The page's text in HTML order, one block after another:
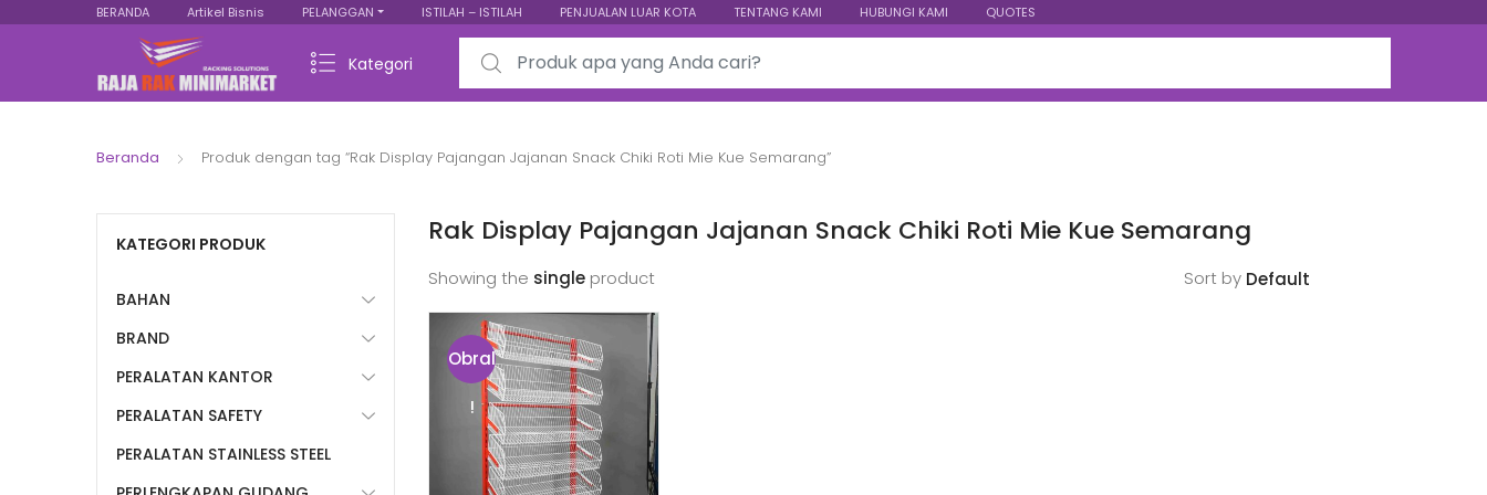
BERANDA Artikel Bisnis PELANGGAN ISTILAH – ISTILAH PENJUALAN LUAR KOTA TENTANG KAMI HUBUNGI KAMI QUOTES
Kategori
Search for:
Beranda Produk dengan tag “Rak Display Pajangan Jajanan Snack Chiki Roti Mie Kue Semarang”
Rak Display Pajangan Jajanan Snack Chiki Roti Mie Kue Semarang
Showing the single product Sort by
Obral
!
KATEGORI PRODUK
BAHAN
BRAND
PERALATAN KANTOR
PERALATAN SAFETY
PERALATAN STAINLESS STEEL